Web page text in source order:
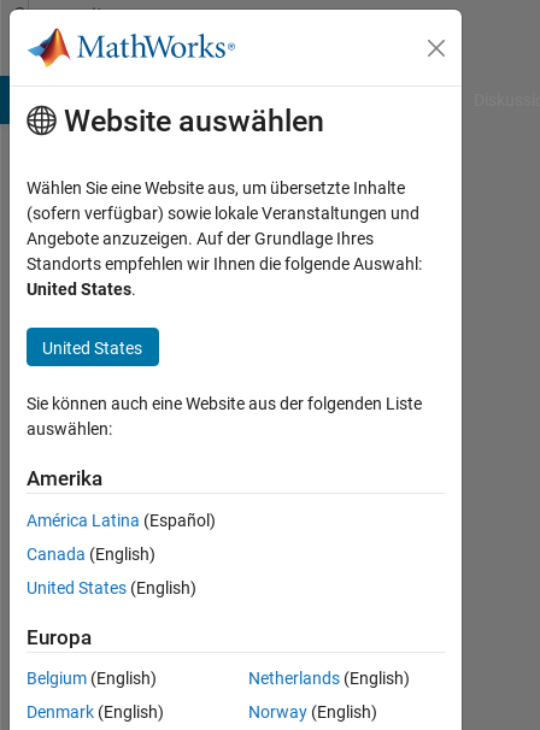
Weiter zum Inhalt
Community
Profile
Vincent
Moore
Last
mehr
als 3
Jahre
Aktiv
seit
2023
0
Following:
0
Website auswählen
Wählen Sie eine Website aus, um übersetzte Inhalte
(sofern verfügbar) sowie lokale Veranstaltungen und
Angebote anzuzeigen. Auf der Grundlage Ihres
Standorts empfehlen wir Ihnen die folgende Auswahl:
United States.
United States
Sie können auch eine Website aus der folgenden Liste
auswählen:
Amerika
América Latina (Español)
Canada (English)
United States (English)
Europa
Belgium (English)
Denmark (English)
Netherlands (English)
Norway (English)